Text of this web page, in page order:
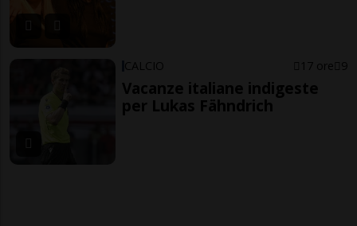
CALCIO 17 ore 9
Vacanze italiane indigeste
per Lukas Fähndrich